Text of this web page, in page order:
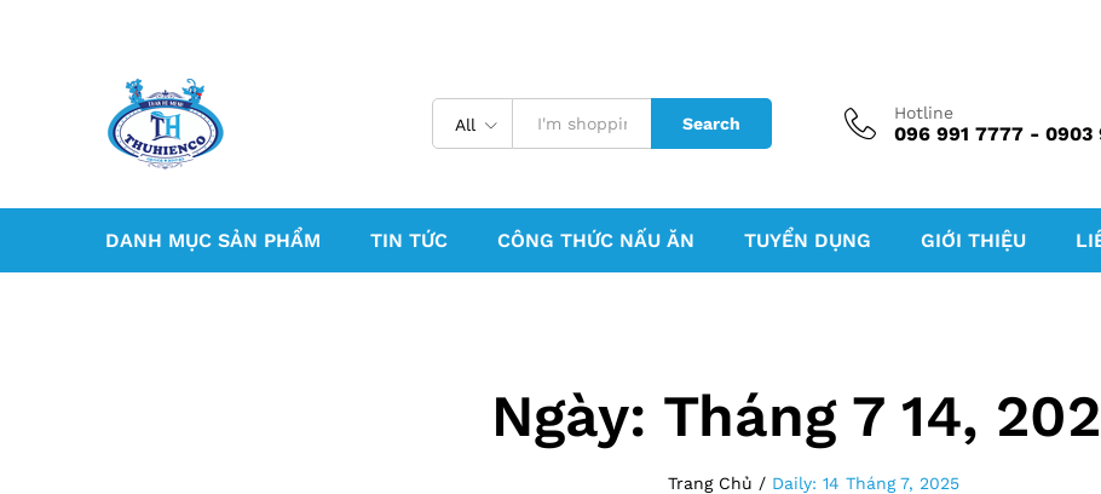
All Search
Hotline
096 991 7777 - 0903
DANH MỤC SẢN PHẨM TIN TỨC CÔNG THỨC NẤU ĂN TUYỂN DỤNG GIỚI THIỆU
Ngày: Tháng 7 14,
Trang Chủ / Daily: 14 Tháng 7, 2025